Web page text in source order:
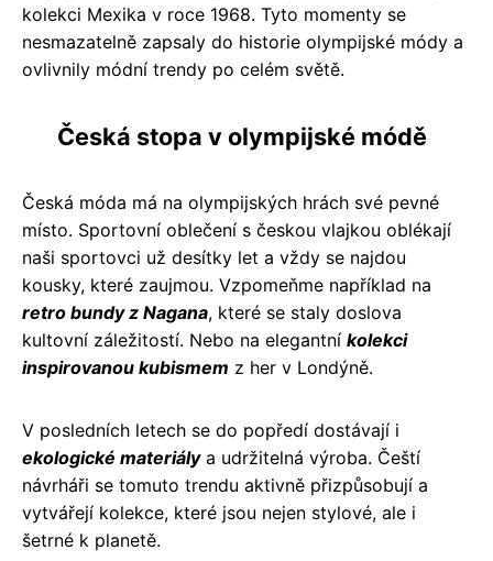
kolekci Mexika v roce 1968. Tyto momenty se
nesmazatelně zapsaly do historie olympijské módy a
ovlivnily módní trendy po celém světě.
Česká stopa v olympijské módě
Česká móda má na olympijských hrách své pevné
místo. Sportovní oblečení s českou vlajkou oblékají
naši sportovci už desítky let a vždy se najdou
kousky, které zaujmou. Vzpomeňme například na
retro bundy z Nagana, které se staly doslova
kultovní záležitostí. Nebo na elegantní kolekci
inspirovanou kubismem z her v Londýně.
V posledních letech se do popředí dostávají i
ekologické materiálya udržitelná výroba. Čeští
návrháři se tomuto trendu aktivně přizpůsobují a
vytvářejí kolekce, které jsou nejen stylové, ale i
šetrné k planetě.